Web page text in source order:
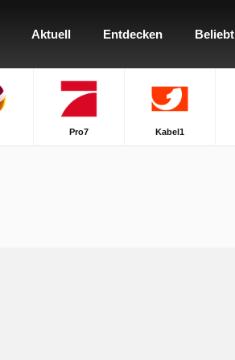
Aktuell Entdecken Beliebt
Pro7 Kabel1